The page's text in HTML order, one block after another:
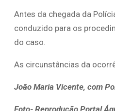
Antes da chegada da
conduzido para os
do caso.
As circunstâncias da
João Maria Vicente, com
Foto- Reprodução Portal